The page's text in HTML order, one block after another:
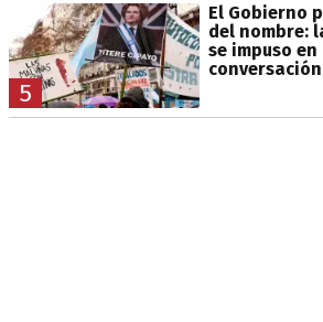
5
El Gobierno
del nombre:
se impuso